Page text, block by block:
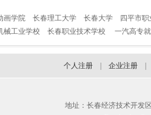
画学院 长春理工大学 长春大学
四平市
械工业学校 长春职业技术学校 一汽高专
个人注册 企业注册
地址：长春经济技术开发